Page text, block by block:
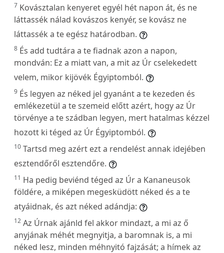
7 Kovásztalan kenyeret egyél hét napon át, és ne
láttassék nálad kovászos kenyér, se kovász ne
láttassék a te egész határodban.
8 És add tudtára a te fiadnak azon a napon,
mondván: Ez a miatt van, a mit az Úr cselekedett
velem, mikor kijövék Égyiptomból.
9 És legyen az néked jel gyanánt a te kezeden és
emlékezetül a te szemeid előtt azért, hogy az Úr
törvénye a te szádban legyen, mert hatalmas kézzel
hozott ki téged az Úr Égyiptomból.
10 Tartsd meg azért ezt a rendelést annak idejében
esztendőről esztendőre.
11 Ha pedig beviénd téged az Úr a Kananeusok
földére, a miképen megesküdött néked és a te
atyáidnak, és azt néked adándja:
12 Az Úrnak ajánld fel akkor mindazt, a mi az ő
anyjának méhét megnyitja, a baromnak is, a mi
néked lesz, minden méhnyitó fajzását; a hímek az